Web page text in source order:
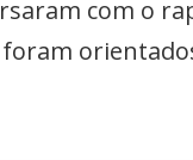
com o